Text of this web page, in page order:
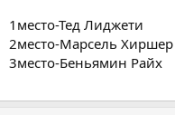
1место-Тед Лиджети
2место-Марсель Хиршер
3место-Беньямин Райх